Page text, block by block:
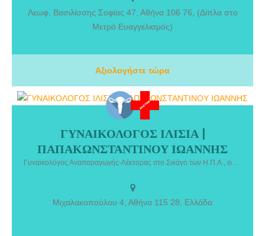
Λεωφ. Βασιλίσσης Σοφίας 47, Αθήνα 106 76, (Δίπλα στο
Μετρό Ευαγγελισμός)
Αξιολογήστε τώρα
ΓΥΝΑΙΚΟΛΟΓΟΣ ΙΛΙΣΙΑ | ΠΑΠΑΚΩΝΣΤΑΝΤΙΝΟΥ ΙΩΑΝΝΗΣ. Ο
Παπακωνσταντίνου Ιωάννης είναι Γυναικολόγος Αναπαραγωγής-
Λέκτορας στο Σικάγο των Η.Π.Α., ειδικευθείς στην Γυναικολογική
Γονιμοποίηση και στην εμφύτευση του εμβρύου στην κλινική Γένεσις
σήμερα να διατηρεί προσωπικό ιατρείο στην κλινική για τη
ΓΥΝΑΙΚΟΛΟΓΟΣ ΙΛΙΣΙΑ |
ΠΑΠΑΚΩΝΣΤΑΝΤΙΝΟΥ ΙΩΑΝΝΗΣ
Μιχαλακοπούλου 4, Αθήνα 115 28, Ελλάδα